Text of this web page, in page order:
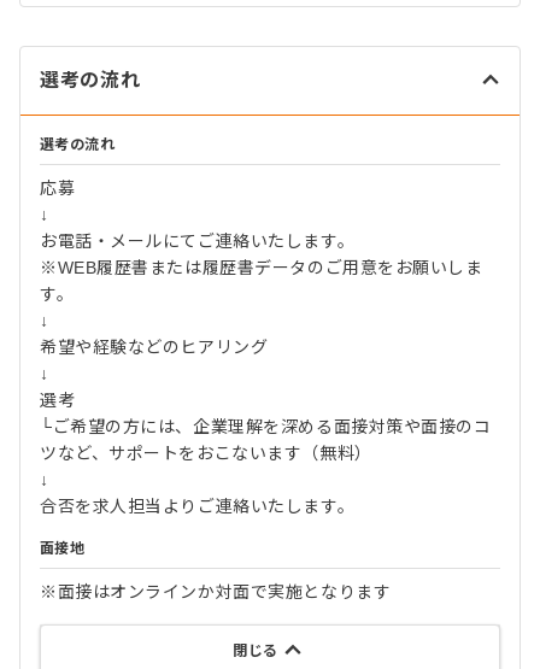
選考の流れ
選考の流れ
応募
↓
お電話・メールにてご連絡いたします。
※WEB履歴書または履歴書データのご用意をお願いしま
す。
↓
希望や経験などのヒアリング
↓
選考
└ご希望の方には、企業理解を深める面接対策や面接のコ
ツなど、サポートをおこないます（無料）
↓
合否を求人担当よりご連絡いたします。
面接地
※面接はオンラインか対面で実施となります
閉じる